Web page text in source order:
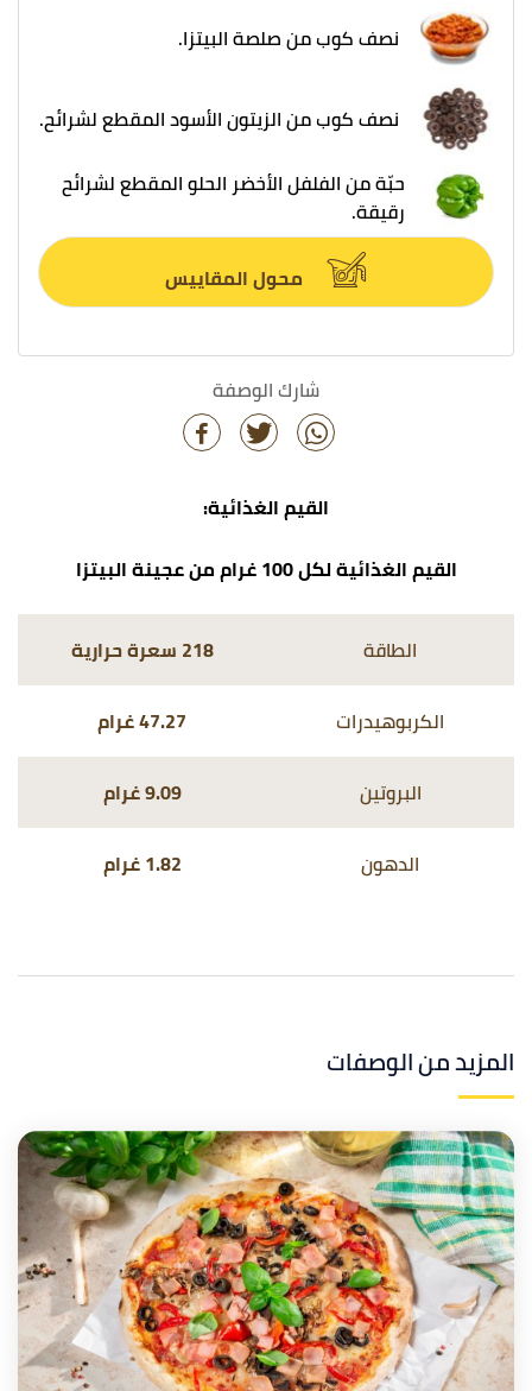
نصف كوب من صلصة البيتزا.
نصف كوب من الزيتون الأسود المقطع لشرائح.
حبّة من الفلفل الأخضر الحلو المقطع لشرائح
رقيقة.
محول المقاييس
شارك الوصفة
القيم الغذائية:
القيم الغذائية لكل 100 غرام من عجينة البيتزا
الطاقة
218 سعرة حرارية
الكربوهيدرات
47.27 غرام
البروتين
9.09 غرام
الدهون
1.82 غرام
المزيد من الوصفات